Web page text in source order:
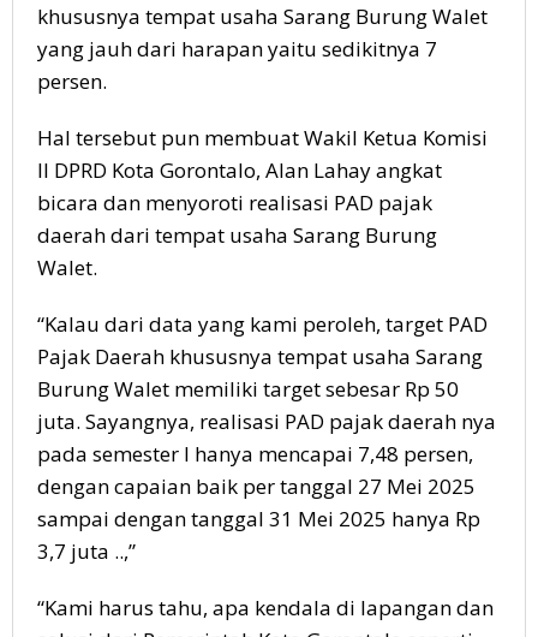
khususnya tempat usaha Sarang Burung Walet
yang jauh dari harapan yaitu sedikitnya 7
persen.
Hal tersebut pun membuat Wakil Ketua Komisi
II DPRD Kota Gorontalo, Alan Lahay angkat
bicara dan menyoroti realisasi PAD pajak
daerah dari tempat usaha Sarang Burung
Walet.
“Kalau dari data yang kami peroleh, target PAD
Pajak Daerah khususnya tempat usaha Sarang
Burung Walet memiliki target sebesar Rp 50
juta. Sayangnya, realisasi PAD pajak daerah nya
pada semester I hanya mencapai 7,48 persen,
dengan capaian baik per tanggal 27 Mei 2025
sampai dengan tanggal 31 Mei 2025 hanya Rp
3,7 juta ..,”
“Kami harus tahu, apa kendala di lapangan dan